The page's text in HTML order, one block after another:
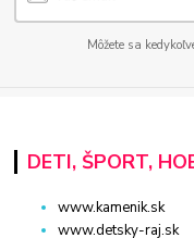
Môžete sa
DETI, ŠPORT,
www.kamenik.sk
www.detsky-raj.sk